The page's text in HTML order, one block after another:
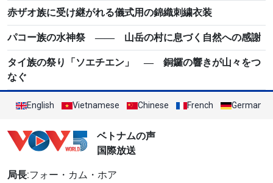
赤ザオ族に受け継がれる儀式用の錦織刺繍衣装
パコー族の水神祭 ―― 山岳の村に息づく自然への感謝
タイ族の祭り「ソエチエン」 ― 銅鑼の響きが山々をつ
なぐ
English Vietnamese Chinese French German
ベトナムの声
国際放送
局長:フォー・カム・ホア